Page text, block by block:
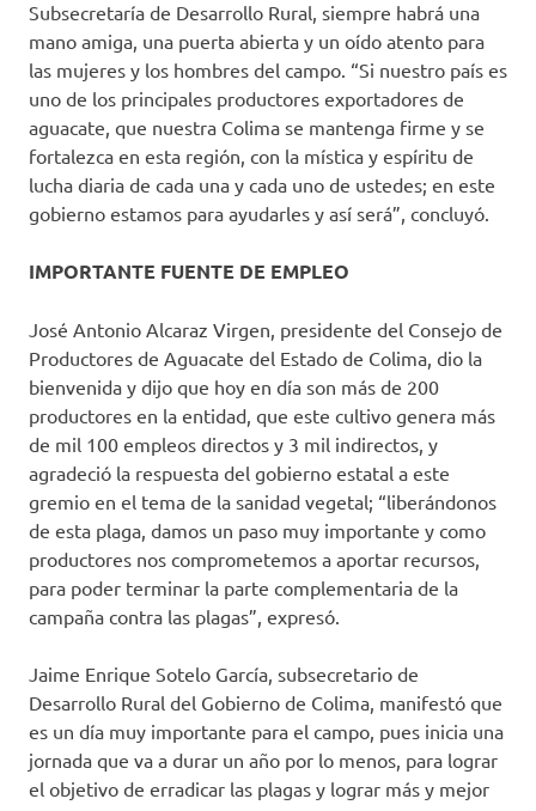
Subsecretaría de Desarrollo Rural, siempre habrá una
mano amiga, una puerta abierta y un oído atento para
las mujeres y los hombres del campo. “Si nuestro país es
uno de los principales productores exportadores de
aguacate, que nuestra Colima se mantenga firme y se
fortalezca en esta región, con la mística y espíritu de
lucha diaria de cada una y cada uno de ustedes; en este
gobierno estamos para ayudarles y así será”, concluyó.
IMPORTANTE FUENTE DE EMPLEO
José Antonio Alcaraz Virgen, presidente del Consejo de
Productores de Aguacate del Estado de Colima, dio la
bienvenida y dijo que hoy en día son más de 200
productores en la entidad, que este cultivo genera más
de mil 100 empleos directos y 3 mil indirectos, y
agradeció la respuesta del gobierno estatal a este
gremio en el tema de la sanidad vegetal; “liberándonos
de esta plaga, damos un paso muy importante y como
productores nos comprometemos a aportar recursos,
para poder terminar la parte complementaria de la
campaña contra las plagas”, expresó.
Jaime Enrique Sotelo García, subsecretario de
Desarrollo Rural del Gobierno de Colima, manifestó que
es un día muy importante para el campo, pues inicia una
jornada que va a durar un año por lo menos, para lograr
el objetivo de erradicar las plagas y lograr más y mejor